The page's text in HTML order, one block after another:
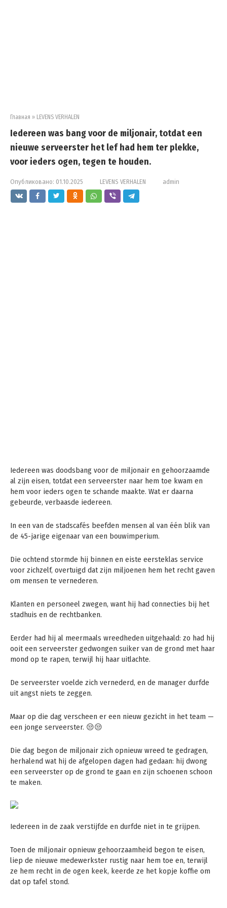
Главная » LEVENS VERHALEN
Iedereen was bang voor de miljonair, totdat een
nieuwe serveerster het lef had hem ter plekke,
voor ieders ogen, tegen te houden.
Опубликовано: 01.10.2025 LEVENS VERHALEN admin
Iedereen was doodsbang voor de miljonair en gehoorzaamde
al zijn eisen, totdat een serveerster naar hem toe kwam en
hem voor ieders ogen te schande maakte. Wat er daarna
gebeurde, verbaasde iedereen.
In een van de stads­cafés beefden mensen al van één blik van
de 45-jarige eigenaar van een bouwimperium.
Die ochtend stormde hij binnen en eiste eersteklas service
voor zichzelf, overtuigd dat zijn miljoenen hem het recht gaven
om mensen te vernederen.
Klanten en personeel zwegen, want hij had connecties bij het
stadhuis en de rechtbanken.
Eerder had hij al meermaals wreedheden uitgehaald: zo had hij
ooit een serveerster gedwongen suiker van de grond met haar
mond op te rapen, terwijl hij haar uitlachte.
De serveerster voelde zich vernederd, en de manager durfde
uit angst niets te zeggen.
Maar op die dag verscheen er een nieuw gezicht in het team —
een jonge serveerster. 😒😒
Die dag begon de miljonair zich opnieuw wreed te gedragen,
herhalend wat hij de afgelopen dagen had gedaan: hij dwong
een serveerster op de grond te gaan en zijn schoenen schoon
te maken.
Iedereen in de zaak verstijfde en durfde niet in te grijpen.
Toen de miljonair opnieuw gehoorzaamheid begon te eisen,
liep de nieuwe medewerkster rustig naar hem toe en, terwijl
ze hem recht in de ogen keek, keerde ze het kopje koffie om
dat op tafel stond.